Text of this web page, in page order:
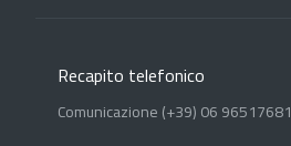
Recapito telefonico
Comunicazione (+39) 06 96517681